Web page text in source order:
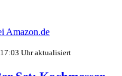
Amazon.de
Uhr aktualisiert